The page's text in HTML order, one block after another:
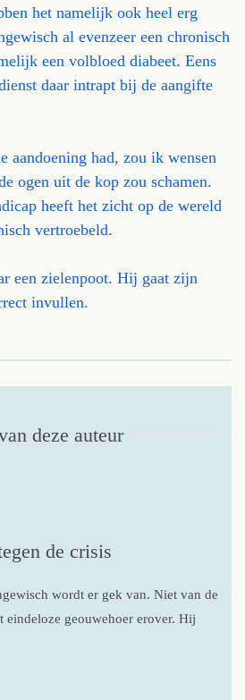
het namelijk ook heel erg
al evenzeer een chronisch
een volbloed diabeet. Eens
daar intrapt bij de aangifte
aandoening had, zou ik wensen
ogen uit de kop zou schamen.
heeft het zicht op de wereld
vertroebeld.
een zielenpoot. Hij gaat zijn
invullen.
deze auteur
de crisis
wordt er gek van. Niet van de
eindeloze geouwehoer erover. Hij